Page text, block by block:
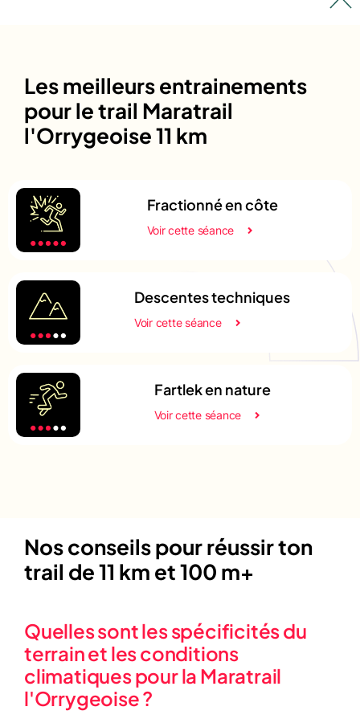
Les meilleurs entrainements
pour le trail Maratrail
l'Orrygeoise 11 km
Fractionné en côte
Voir cette séance
Descentes techniques
Voir cette séance
Fartlek en nature
Voir cette séance
Nos conseils pour réussir ton
trail de 11 km et 100 m+
Quelles sont les spécificités du
terrain et les conditions
climatiques pour la Maratrail
l'Orrygeoise ?